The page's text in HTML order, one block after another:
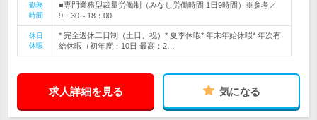
勤務
時間
■専門業務型裁量労働制（みなし労働時間 1日9時間）※参考／
9：30～18：00
休日
休暇
* 完全週休二日制（土日、祝）* 夏季休暇* 年末年始休暇* 年次有
給休暇（初年度：10日 最高：2…
求人詳細を見る 気になる